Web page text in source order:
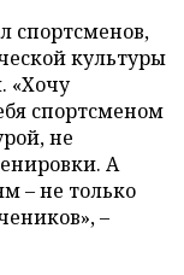
спортсменов,
культуры
«Хочу
спортсменом
не
А
– не только
–